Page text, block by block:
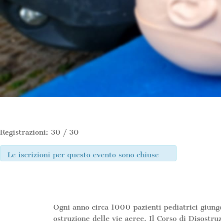
Registrazioni: 30 / 30
Le iscrizioni per questo evento sono chiuse
Ogni anno circa 1000 pazienti pediatrici
ostruzione delle vie aeree. Il Corso di